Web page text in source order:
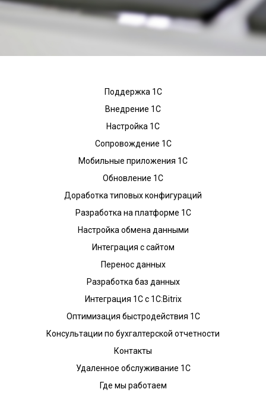
Поддержка 1С
Внедрение 1С
Настройка 1С
Сопровождение 1С
Мобильные приложения 1С
Обновление 1С
Доработка типовых конфигураций
Разработка на платформе 1С
Настройка обмена данными
Интеграция с сайтом
Перенос данных
Разработка баз данных
Интеграция 1С с 1С:Bitrix
Оптимизация быстродействия 1С
Консультации по бухгалтерской отчетности
Контакты
Удаленное обслуживание 1С
Где мы работаем